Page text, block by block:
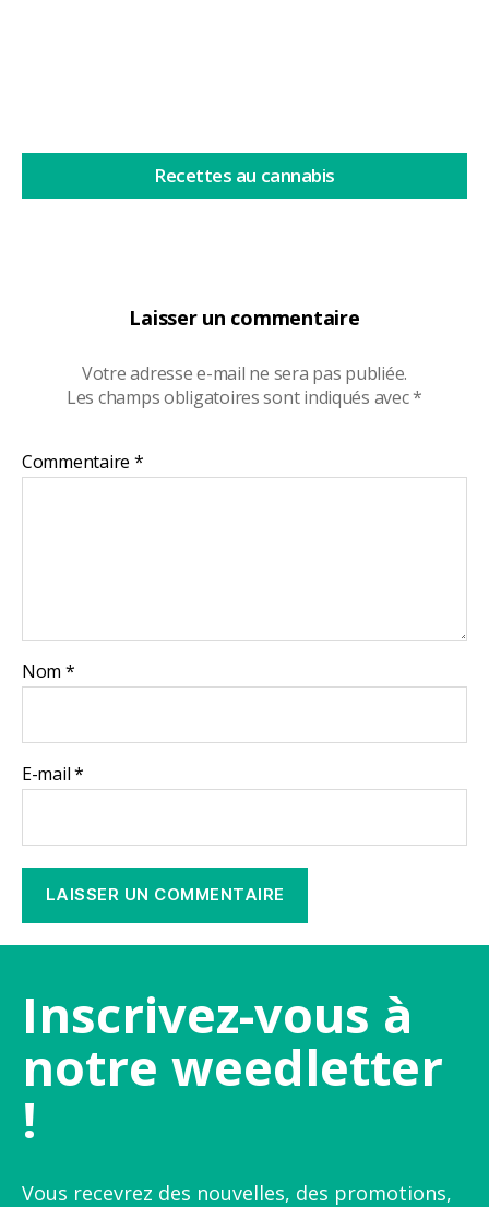
Laisser un commentaire
Votre adresse e-mail ne sera pas publiée.
Les champs obligatoires sont indiqués avec*
Commentaire *
Nom *
E-mail*
Recettes au cannabis
Inscrivez-vous à
notre weedletter
!
Vous recevrez des nouvelles, des promotions,